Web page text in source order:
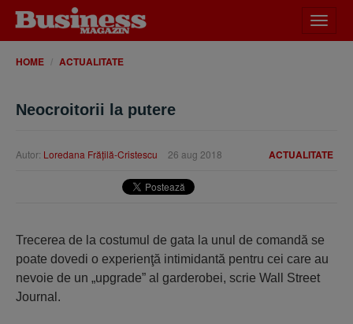
meniu
HOME ACTUALITATE
Neocroitorii la putere
ACTUALITATE
Autor: Loredana Frăţilă-Cristescu 26 aug 2018
Trecerea de la costumul de gata la unul de comandă se
poate dovedi o experienţă intimidantă pentru cei care au
nevoie de un „upgrade” al garderobei, scrie Wall Street
Journal.